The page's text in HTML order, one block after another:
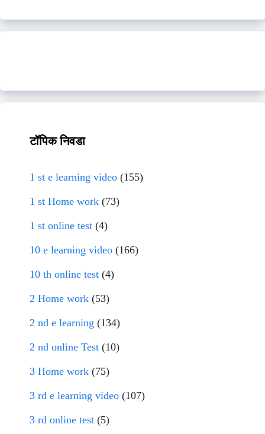
टॉपिक निवडा
1 st e learning video (155)
1 st Home work (73)
1 st online test (4)
10 e learning video (166)
10 th online test (4)
2 Home work (53)
2 nd e learning (134)
2 nd online Test (10)
3 Home work (75)
3 rd e learning video (107)
3 rd online test (5)